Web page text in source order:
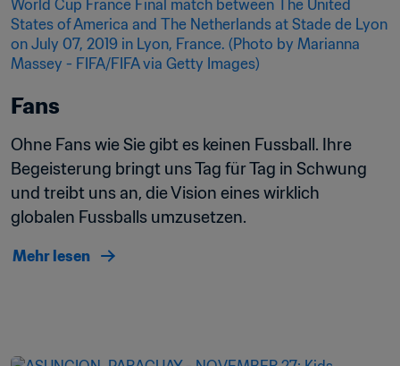
Fans
Ohne Fans wie Sie gibt es keinen Fussball. Ihre
Begeisterung bringt uns Tag für Tag in Schwung
und treibt uns an, die Vision eines wirklich
globalen Fussballs umzusetzen.
Mehr lesen